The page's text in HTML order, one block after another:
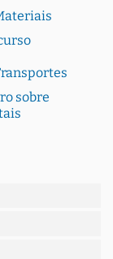
sobre